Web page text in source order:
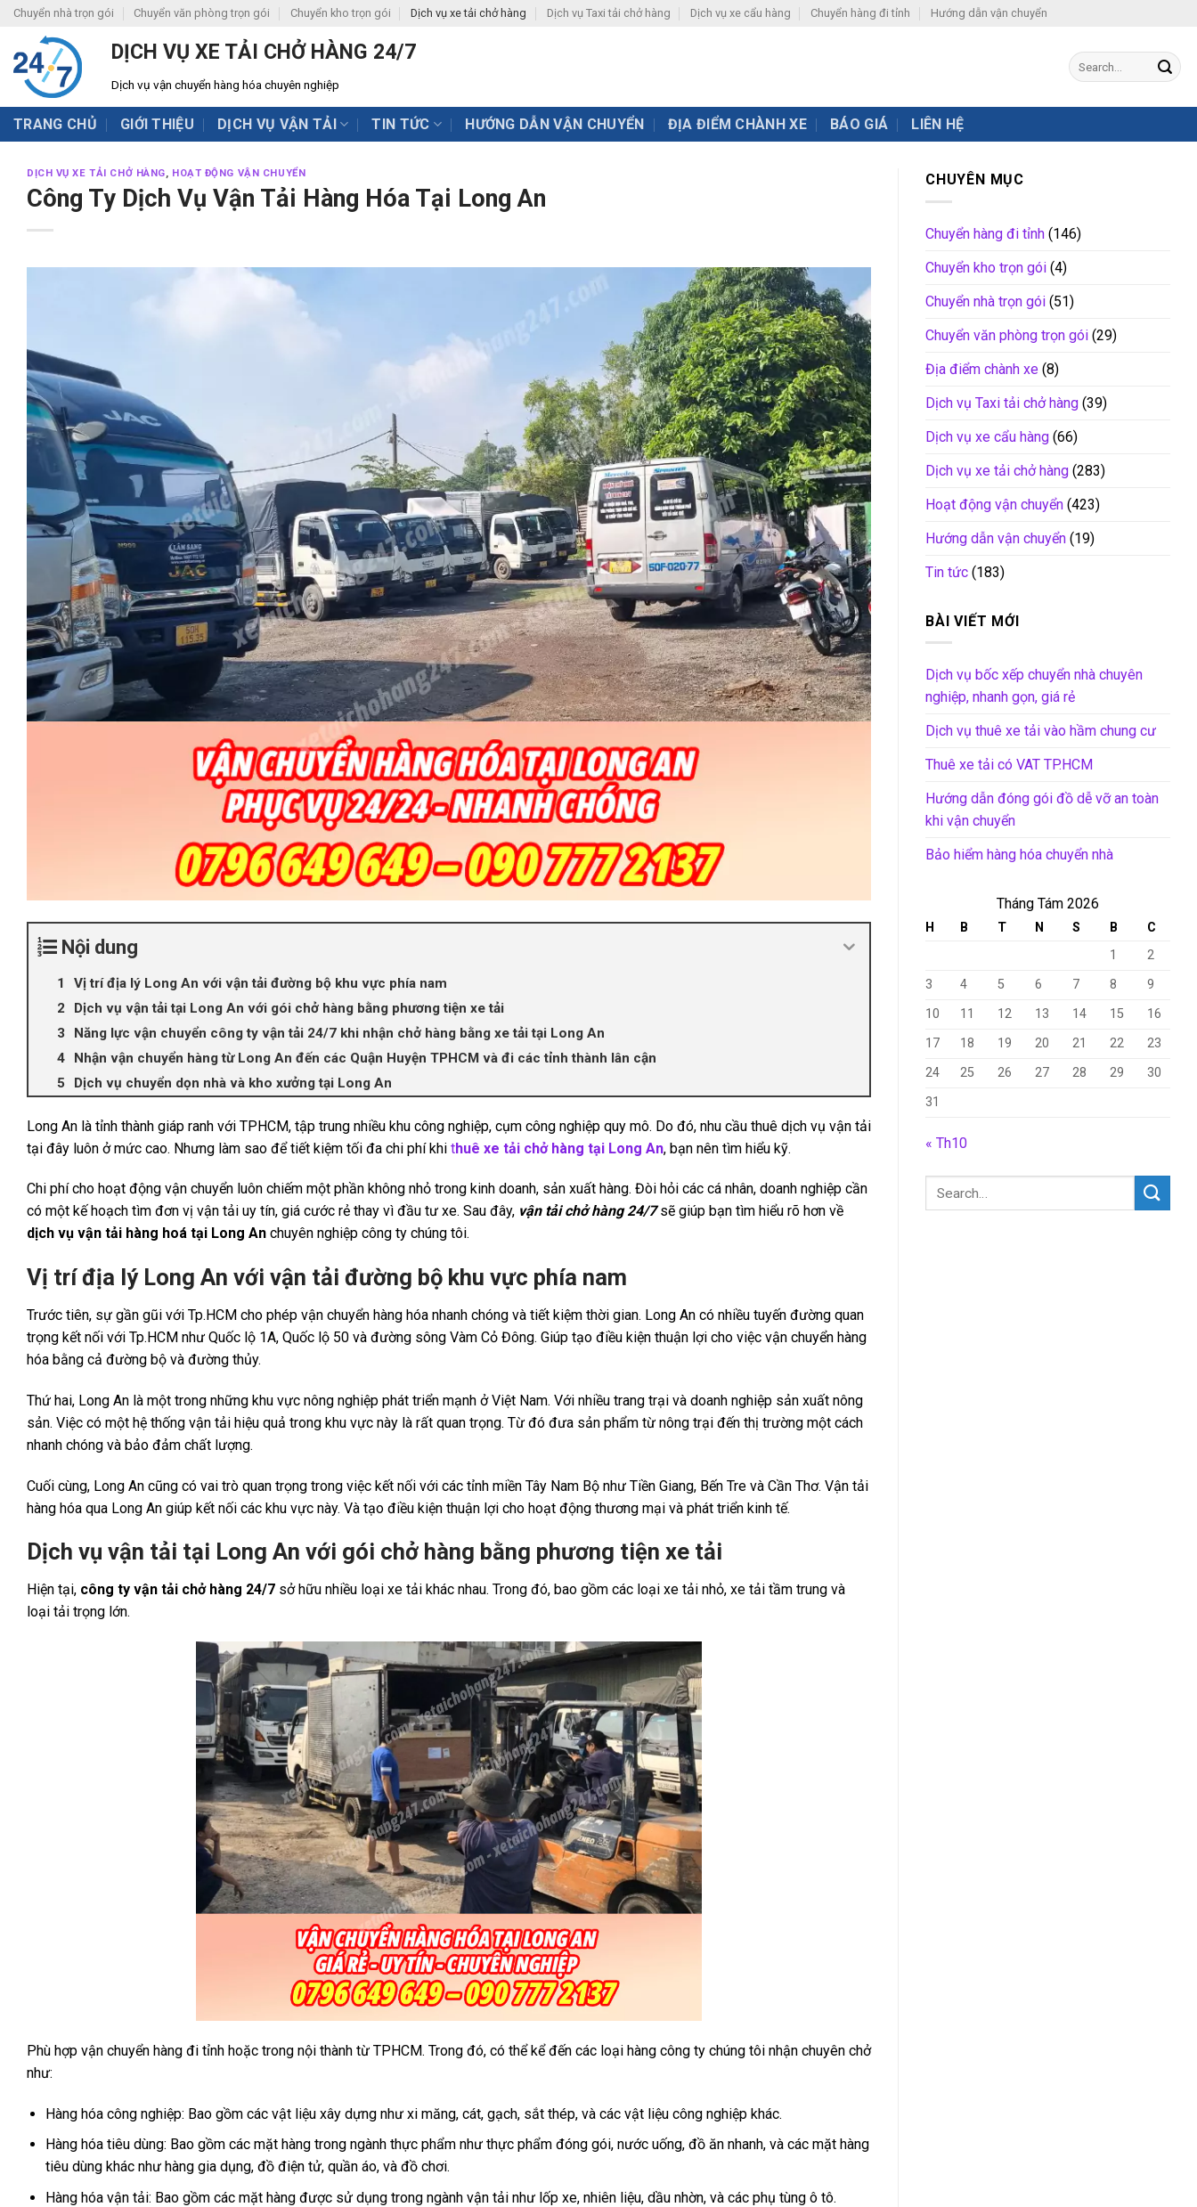
Skip
content
Chuyển nhà trọn gói Chuyển văn phòng trọn gói Chuyển kho trọn gói Dịch vụ xe tải chở hàng Dịch vụ Taxi tải chở hàng Dịch vụ xe cẩu hàng Chuyển hàng đi tỉnh Hướng dẫn vận chuyển
DỊCH VỤ XE TẢI CHỞ HÀNG 24/7
Dịch vụ vận chuyển hàng hóa chuyên nghiệp
TRANG CHỦ GIỚI THIỆU DỊCH VỤ VẬN TẢI TIN TỨC HƯỚNG DẪN VẬN CHUYỂN ĐỊA ĐIỂM CHÀNH XE BÁO GIÁ LIÊN HỆ
DỊCH VỤ XE TẢI CHỞ HÀNG, HOẠT ĐỘNG VẬN CHUYỂN
Công Ty Dịch Vụ Vận Tải Hàng Hóa Tại Long An
Nội dung
Vị trí địa lý Long An với vận tải đường bộ khu vực phía nam
Dịch vụ vận tải tại Long An với gói chở hàng bằng phương tiện xe tải
Năng lực vận chuyển công ty vận tải 24/7 khi nhận chở hàng bằng xe tải tại Long An
Nhận vận chuyển hàng từ Long An đến các Quận Huyện TPHCM và đi các tỉnh thành lân cận
Dịch vụ chuyển dọn nhà và kho xưởng tại Long An
Long An là tỉnh thành giáp ranh với TPHCM, tập trung nhiều khu công nghiệp, cụm công nghiệp quy mô. Do đó, nhu cầu thuê dịch vụ vận tải
tại đây luôn ở mức cao. Nhưng làm sao để tiết kiệm tối đa chi phí khi thuê xe tải chở hàng tại Long An, bạn nên tìm hiểu kỹ.
Chi phí cho hoạt động vận chuyển luôn chiếm một phần không nhỏ trong kinh doanh, sản xuất hàng. Đòi hỏi các cá nhân, doanh nghiệp cần
có một kế hoạch tìm đơn vị vận tải uy tín, giá cước rẻ thay vì đầu tư xe. Sau đây, vận tải chở hàng 24/7sẽ giúp bạn tìm hiểu rõ hơn về
dịch vụ vận tải hàng hoá tại Long An chuyên nghiệp công ty chúng tôi.
Vị trí địa lý Long An với vận tải đường bộ khu vực phía nam
Trước tiên, sự gần gũi với Tp.HCM cho phép vận chuyển hàng hóa nhanh chóng và tiết kiệm thời gian. Long An có nhiều tuyến đường quan
trọng kết nối với Tp.HCM như Quốc lộ 1A, Quốc lộ 50 và đường sông Vàm Cỏ Đông. Giúp tạo điều kiện thuận lợi cho việc vận chuyển hàng
hóa bằng cả đường bộ và đường thủy.
Thứ hai, Long An là một trong những khu vực nông nghiệp phát triển mạnh ở Việt Nam. Với nhiều trang trại và doanh nghiệp sản xuất nông
sản. Việc có một hệ thống vận tải hiệu quả trong khu vực này là rất quan trọng. Từ đó đưa sản phẩm từ nông trại đến thị trường một cách
nhanh chóng và bảo đảm chất lượng.
Cuối cùng, Long An cũng có vai trò quan trọng trong việc kết nối với các tỉnh miền Tây Nam Bộ như Tiền Giang, Bến Tre và Cần Thơ. Vận tải
hàng hóa qua Long An giúp kết nối các khu vực này. Và tạo điều kiện thuận lợi cho hoạt động thương mại và phát triển kinh tế.
Dịch vụ vận tải tại Long An với gói chở hàng bằng phương tiện xe tải
Hiện tại, công ty vận tải chở hàng 24/7 sở hữu nhiều loại xe tải khác nhau. Trong đó, bao gồm các loại xe tải nhỏ, xe tải tầm trung và
loại tải trọng lớn.
Phù hợp vận chuyển hàng đi tỉnh hoặc trong nội thành từ TPHCM. Trong đó, có thể kể đến các loại hàng công ty chúng tôi nhận chuyên chở
như:
Hàng hóa công nghiệp: Bao gồm các vật liệu xây dựng như xi măng, cát, gạch, sắt thép, và các vật liệu công nghiệp khác.
Hàng hóa tiêu dùng: Bao gồm các mặt hàng trong ngành thực phẩm như thực phẩm đóng gói, nước uống, đồ ăn nhanh, và các mặt hàng
tiêu dùng khác như hàng gia dụng, đồ điện tử, quần áo, và đồ chơi.
Hàng hóa vận tải: Bao gồm các mặt hàng được sử dụng trong ngành vận tải như lốp xe, nhiên liệu, dầu nhờn, và các phụ tùng ô tô.
CHUYÊN MỤC
Chuyển hàng đi tỉnh (146)
Chuyển kho trọn gói (4)
Chuyển nhà trọn gói (51)
Chuyển văn phòng trọn gói (29)
Địa điểm chành xe (8)
Dịch vụ Taxi tải chở hàng (39)
Dịch vụ xe cẩu hàng (66)
Dịch vụ xe tải chở hàng (283)
Hoạt động vận chuyển (423)
Hướng dẫn vận chuyển (19)
Tin tức (183)
BÀI VIẾT MỚI
Dịch vụ bốc xếp chuyển nhà chuyên
nghiệp, nhanh gọn, giá rẻ
Dịch vụ thuê xe tải vào hầm chung cư
Thuê xe tải có VAT TP.HCM
Hướng dẫn đóng gói đồ dễ vỡ an toàn
khi vận chuyển
Bảo hiểm hàng hóa chuyển nhà
Tháng Tám 2026
H B T N S B
C
1
2
3
4 5 6 7 8
9
10
11 12 13 14 15
16
17
18 19 20 21 22
23
24
25 26 27 28 29
30
31
« Th10